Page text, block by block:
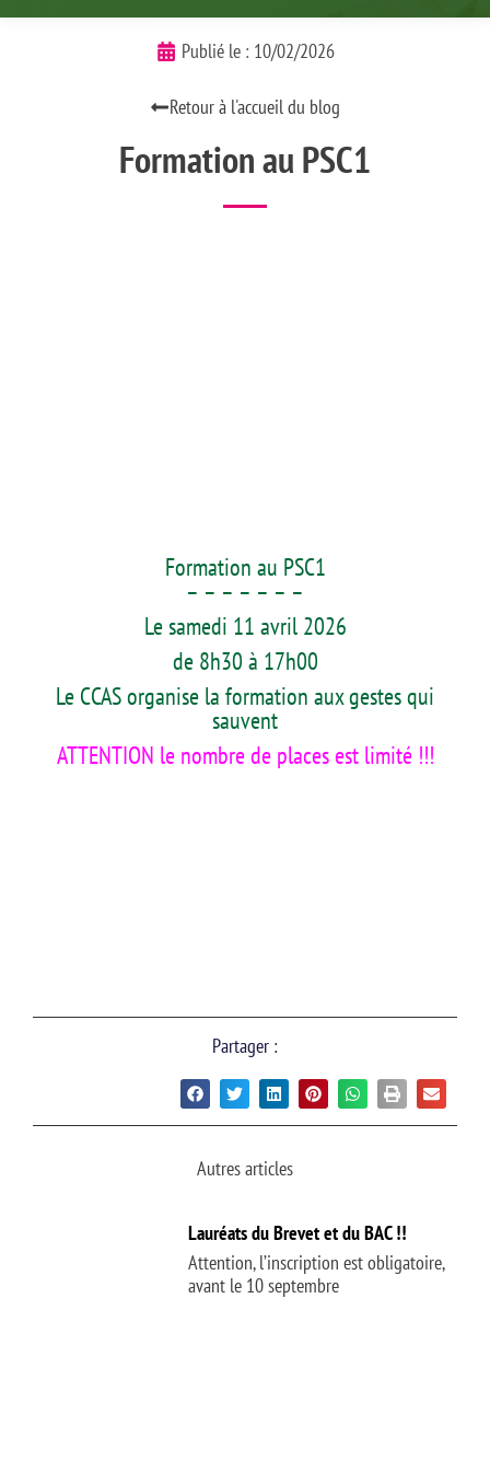
Publié le : 10/02/2026
Retour à l'accueil du blog
Formation au PSC1
Formation au PSC1
– – – – – – –
Le samedi 11 avril 2026
de 8h30 à 17h00
Le CCAS organise la formation aux gestes qui
sauvent
ATTENTION le nombre de places est limité !!!
Partager :
Autres articles
Lauréats du Brevet et du BAC !!
Attention, l’inscription est obligatoire,
avant le 10 septembre